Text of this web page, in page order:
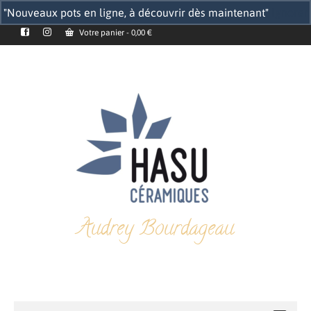
"Nouveaux pots en ligne, à découvrir dès maintenant"
Votre panier - 0,00 €
Audrey Bourdageau